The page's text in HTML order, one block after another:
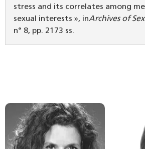
stress and its correlates among
sexual interests », inArchives of
n° 8, pp. 2173 ss.